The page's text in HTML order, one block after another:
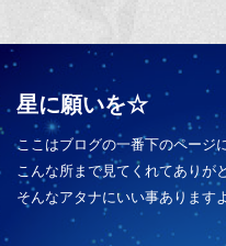
星に願いを☆
ここはブログの一番下のページ
こんな所まで見てくれてありが
そんなアタナにいい事あります